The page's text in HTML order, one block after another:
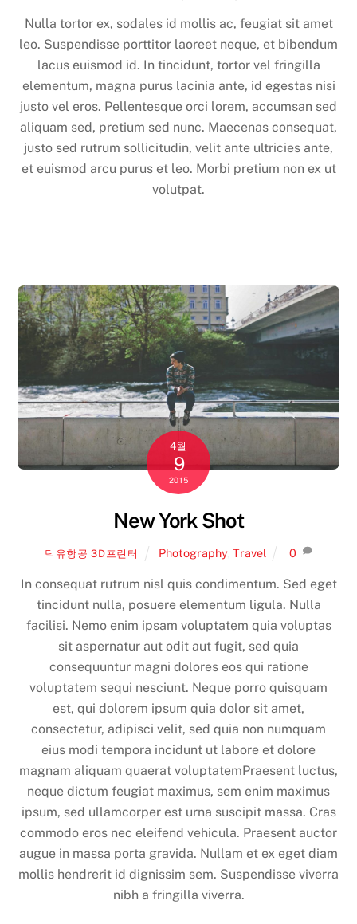
Nulla tortor ex, sodales id mollis ac, feugiat sit amet
leo. Suspendisse porttitor laoreet neque, et bibendum
lacus euismod id. In tincidunt, tortor vel fringilla
elementum, magna purus lacinia ante, id egestas nisi
justo vel eros. Pellentesque orci lorem, accumsan sed
aliquam sed, pretium sed nunc. Maecenas consequat,
justo sed rutrum sollicitudin, velit ante ultricies ante,
et euismod arcu purus et leo. Morbi pretium non ex ut
volutpat.
4월
9
2015
New York Shot
덕유항공 3D프린터 Photography, Travel 0
In consequat rutrum nisl quis condimentum. Sed eget
tincidunt nulla, posuere elementum ligula. Nulla
facilisi. Nemo enim ipsam voluptatem quia voluptas
sit aspernatur aut odit aut fugit, sed quia
consequuntur magni dolores eos qui ratione
voluptatem sequi nesciunt. Neque porro quisquam
est, qui dolorem ipsum quia dolor sit amet,
consectetur, adipisci velit, sed quia non numquam
eius modi tempora incidunt ut labore et dolore
magnam aliquam quaerat voluptatemPraesent luctus,
neque dictum feugiat maximus, sem enim maximus
ipsum, sed ullamcorper est urna suscipit massa. Cras
commodo eros nec eleifend vehicula. Praesent auctor
augue in massa porta gravida. Nullam et ex eget diam
mollis hendrerit id dignissim sem. Suspendisse viverra
nibh a fringilla viverra.